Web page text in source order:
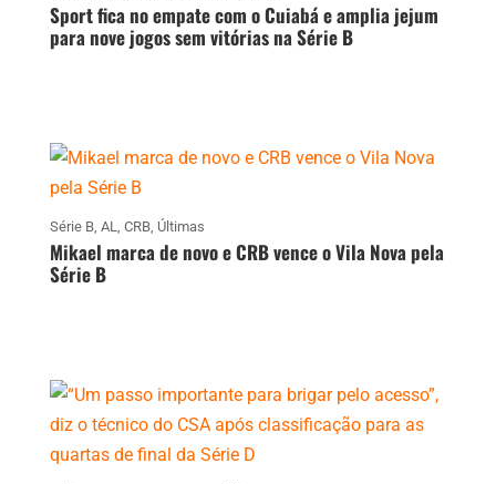
Sport fica no empate com o Cuiabá e amplia jejum
para nove jogos sem vitórias na Série B
Série B, AL, CRB, Últimas
Mikael marca de novo e CRB vence o Vila Nova pela
Série B